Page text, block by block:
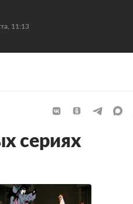
11:13
сериях